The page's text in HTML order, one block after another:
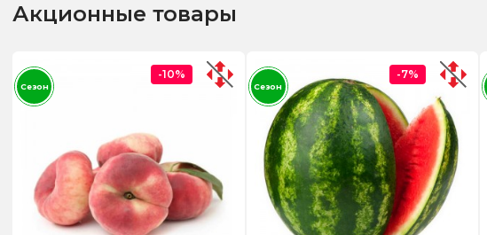
Акционные товары
-10%
Сезон
-7%
Сезон